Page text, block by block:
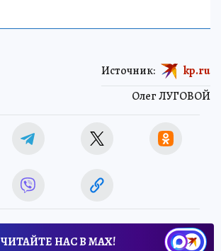
Олег ЛУГОВОЙ
Источник: kp.ru
ЧИТАЙТЕ НАС В МАХ!